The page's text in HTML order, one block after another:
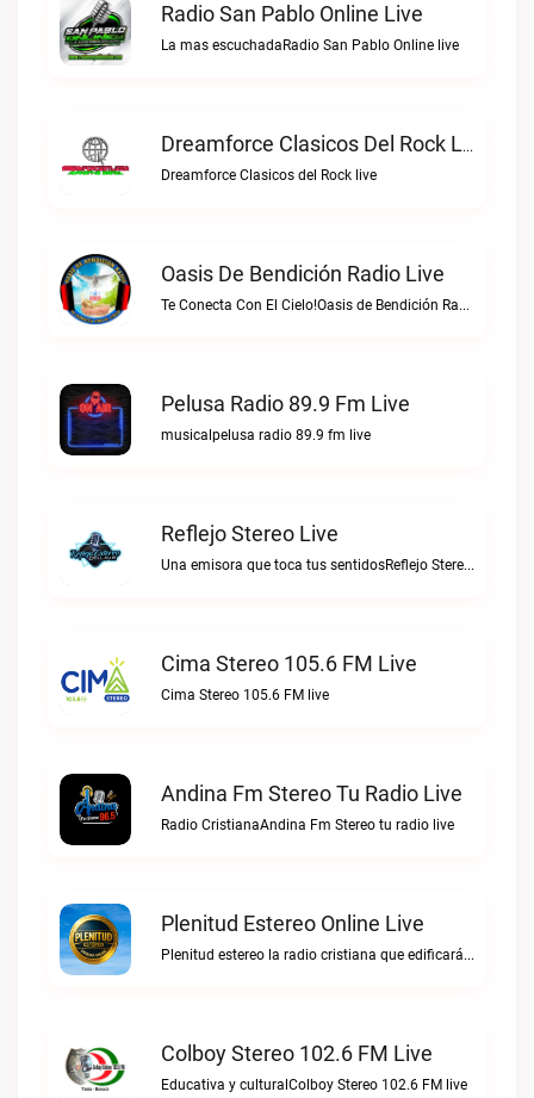
Radio San Pablo Online Live
La mas escuchadaRadio San Pablo Online live
Dreamforce Clasicos Del Rock Live
Dreamforce Clasicos del Rock live
Oasis De Bendición Radio Live
Te Conecta Con El Cielo!Oasis de Bendición Radio live
Pelusa Radio 89.9 Fm Live
musicalpelusa radio 89.9 fm live
Reflejo Stereo Live
Una emisora que toca tus sentidosReflejo Stereo live
Cima Stereo 105.6 FM Live
Cima Stereo 105.6 FM live
Andina Fm Stereo Tu Radio Live
Radio CristianaAndina Fm Stereo tu radio live
Plenitud Estereo Online Live
Plenitud estereo la radio cristiana que edificará tu vida.Plenitud Estereo Online live
Colboy Stereo 102.6 FM Live
Educativa y culturalColboy Stereo 102.6 FM live